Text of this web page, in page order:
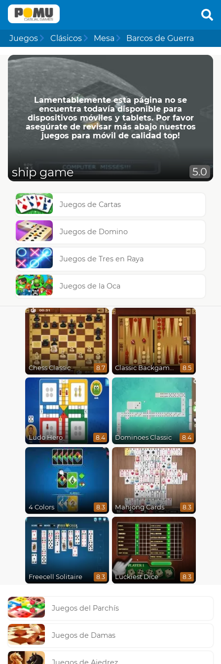
Juegos Clásicos Mesa Barcos de Guerra
Lamentablemente esta página no se
encuentra todavía disponible para
dispositivos móviles y tablets. Por favor
asegúrate de revisar más abajo nuestros
juegos para móvil de calidad top!
ship game 5.0
Juegos de Cartas
Juegos de Domino
Juegos de Tres en Raya
Juegos de la Oca
Chess Classic 8.7 Classic Backgammon 8.5
Ludo Hero 8.4 Dominoes Classic 8.4
4 Colors 8.3 Mahjong Cards 8.3
Freecell Solitaire 8.3 Luckiest Dice 8.3
Juegos del Parchís
Juegos de Damas